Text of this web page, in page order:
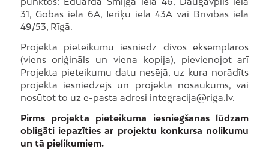
31, Gobas ielā 6A, Ieriķu ielā 43A vai Brīvības ielā
49/53, Rīgā.
Projekta pieteikumu iesniedz divos eksemplāros
(viens oriģināls un viena kopija), pievienojot arī
Projekta pieteikumu datu nesējā, uz kura norādīts
projekta iesniedzējs un projekta nosaukums, vai
nosūtot to uz e-pasta adresi integracija@riga.lv.
Pirms projekta pieteikuma iesniegšanas lūdzam
obligāti iepazīties ar projektu konkursa nolikumu
un tā pielikumiem.